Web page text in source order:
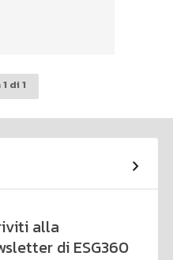
di 1
alla
di ESG360